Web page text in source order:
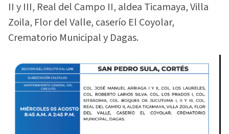
II y III, Real del Campo II, aldea Ticamaya, Villa
Zoila, Flor del Valle, caserío El Coyolar,
Crematorio Municipal y Dagas.